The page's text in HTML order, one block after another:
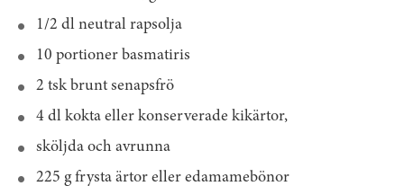
1/2 dl neutral rapsolja
10 portioner basmatiris
2 tsk brunt senapsfrö
4 dl kokta eller konserverade kikärtor,
sköljda och avrunna
225 g frysta ärtor eller edamamebönor